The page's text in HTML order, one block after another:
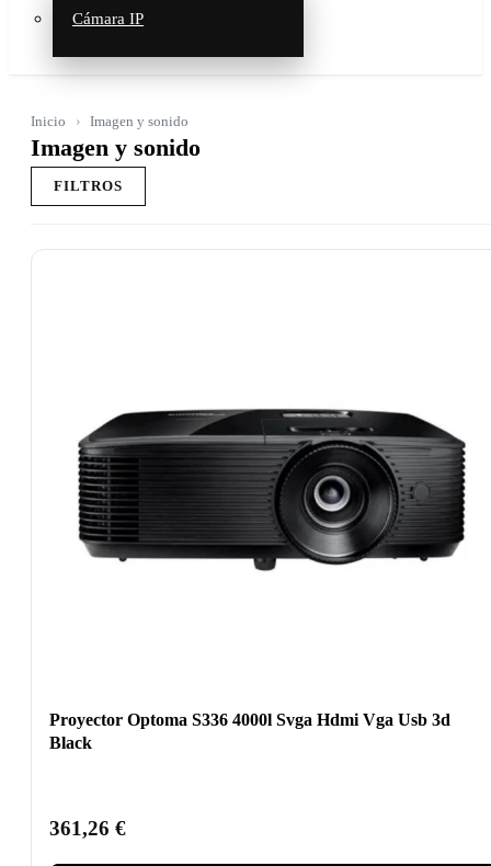
Cámara IP
Inicio Imagen y sonido
Imagen y sonido
FILTROS
Proyector Optoma S336 4000l Svga Hdmi Vga Usb 3d
Black
361,26 €